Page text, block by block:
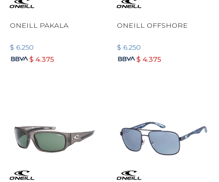
ONEILL PAKALA
$ 6.250
$ 4.375
ONEILL OFFSHORE
$ 6.250
$ 4.375